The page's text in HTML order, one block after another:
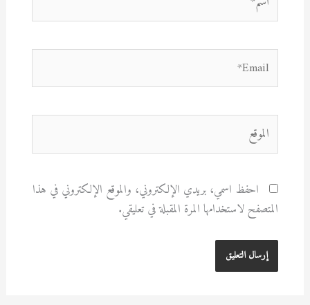
الموقع
احفظ اسمي، بريدي الإلكتروني، والموقع الإلكتروني في هذا
المتصفح لاستخدامها المرة المقبلة في تعليقي.